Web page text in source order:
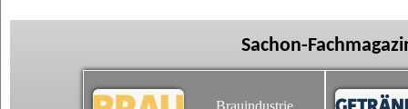
Sachon-
Brauindustrie